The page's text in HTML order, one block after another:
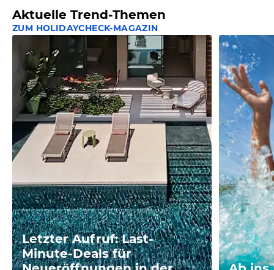
Aktuelle Trend-Themen
ZUM HOLIDAYCHECK-MAGAZIN
Letzter Aufruf: Last-
Minute-Deals für